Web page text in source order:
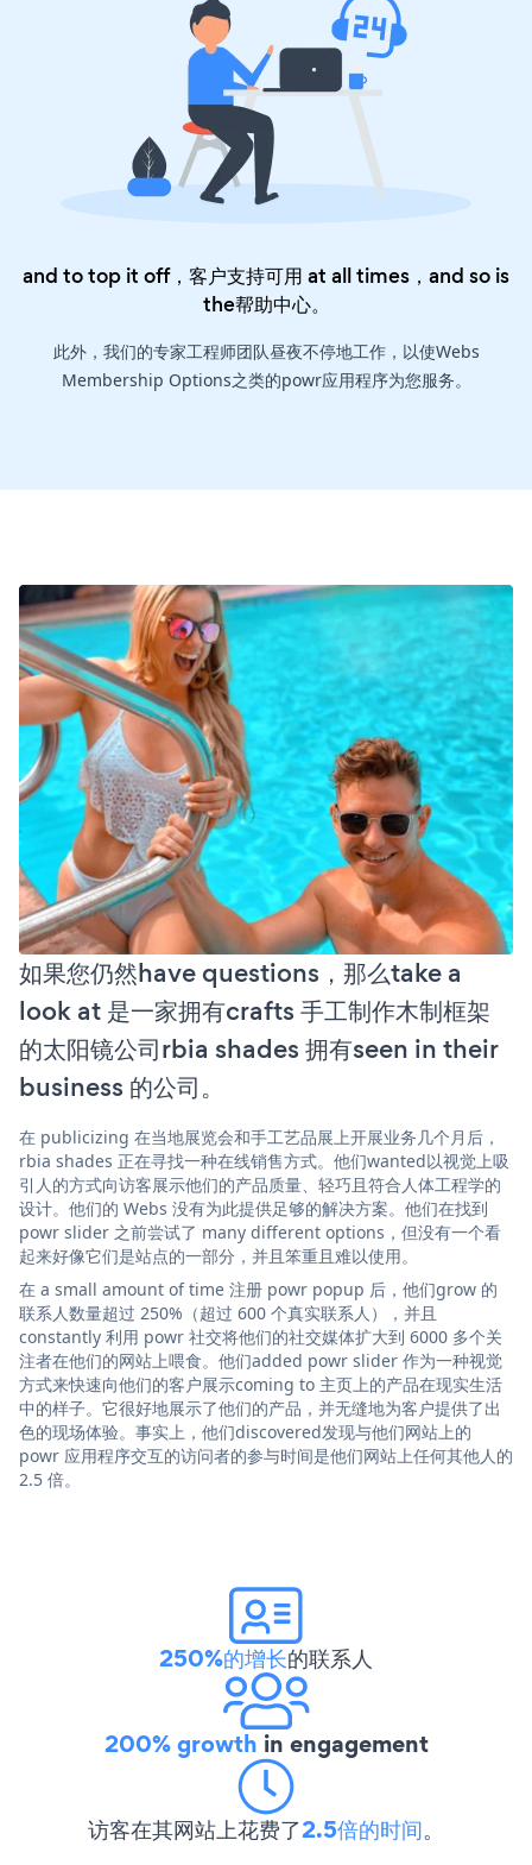
and to top it off，客户支持可用 at all times，and so is
the帮助中心。
此外，我们的专家工程师团队昼夜不停地工作，以使Webs
Membership Options之类的powr应用程序为您服务。
如果您仍然have questions，那么take a
look at 是一家拥有crafts 手工制作木制框架
的太阳镜公司rbia shades 拥有seen in their
business 的公司。
在 publicizing 在当地展览会和手工艺品展上开展业务几个月后，
rbia shades 正在寻找一种在线销售方式。他们wanted以视觉上吸
引人的方式向访客展示他们的产品质量、轻巧且符合人体工程学的
设计。他们的 Webs 没有为此提供足够的解决方案。他们在找到
powr slider 之前尝试了 many different options，但没有一个看
起来好像它们是站点的一部分，并且笨重且难以使用。
在 a small amount of time 注册 powr popup 后，他们grow 的
联系人数量超过 250%（超过 600 个真实联系人），并且
constantly 利用 powr 社交将他们的社交媒体扩大到 6000 多个关
注者在他们的网站上喂食。他们added powr slider 作为一种视觉
方式来快速向他们的客户展示coming to 主页上的产品在现实生活
中的样子。它很好地展示了他们的产品，并无缝地为客户提供了出
色的现场体验。事实上，他们discovered发现与他们网站上的
powr 应用程序交互的访问者的参与时间是他们网站上任何其他人的
2.5 倍。
250%的增长的联系人
200% growth in engagement
访客在其网站上花费了2.5倍的时间。